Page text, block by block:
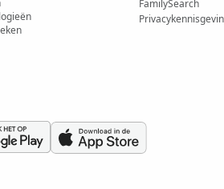
FamilySearch